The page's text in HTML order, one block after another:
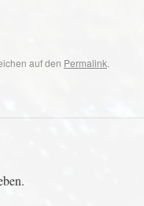
auf den Permalink.